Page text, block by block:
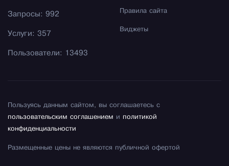
Правила сайта
Виджеты
Запросы: 992
Услуги: 357
Пользователи: 13493
Пользуясь данным сайтом, вы соглашаетесь с
пользовательским соглашением и политикой
конфиденциальности
Размещенные цены не являются публичной офертой